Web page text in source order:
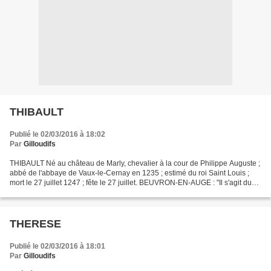
THIBAULT
Publié le 02/03/2016 à 18:02
Par Gilloudifs
THIBAULT Né au château de Marly, chevalier à la cour de Philippe Auguste ;
abbé de l'abbaye de Vaux-le-Cernay en 1235 ; estimé du roi Saint Louis ;
mort le 27 juillet 1247 ; fête le 27 juillet. BEUVRON-EN-AUGE : "Il s'agit du
THERESE
Publié le 02/03/2016 à 18:01
Par Gilloudifs